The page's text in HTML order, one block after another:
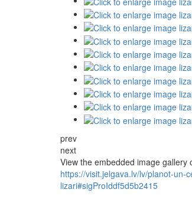
prev
next
View the embedded image gallery
https://visit.jelgava.lv/lv/planot-un-
lizari#sigProIddf5d5b2415